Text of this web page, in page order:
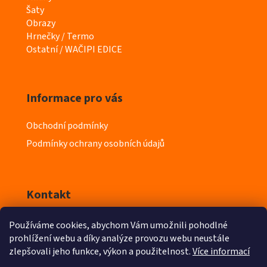
Používáme cookies, abychom Vám umožnili pohodlné
prohlížení webu a díky analýze provozu webu neustále
zlepšovali jeho funkce, výkon a použitelnost.Více informací
e
g
o
r
Šaty
Obrazy
Hrnečky / Termo
Ostatní / WAČIPI EDICE
Informace pro vás
Obchodní podmínky
Podmínky ochrany osobních údajů
Kontakt
info@iyeska.cz
603 218 411